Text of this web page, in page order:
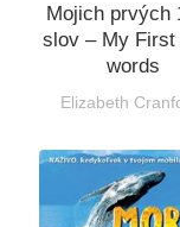
Mojich prvých
slov – My First
words
Elizabeth